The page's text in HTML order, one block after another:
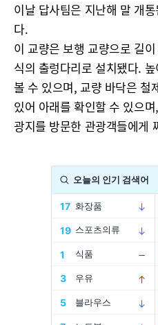
이날 답사팀은 지난해 말 개
다.
이 교량은 보행 교량으로 길
식의 출렁다리로 설치됐다.
볼 수 있으며, 교량 바닥은 철
있어 아래를 확인할 수 있으
광지를 방문한 관광객들에게